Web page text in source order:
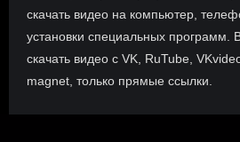
скачать видео на компьютер,
установки специальных программ.
скачать видео с VK, RuTube,
magnet, только прямые ссылки.